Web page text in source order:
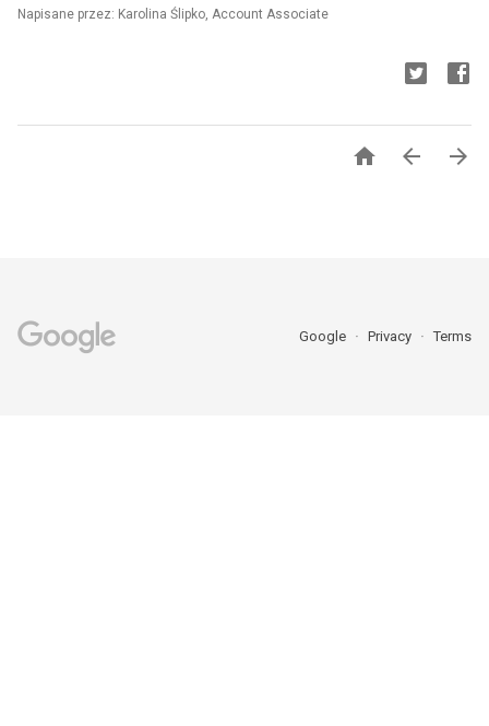
Napisane przez: Karolina Ślipko, Account Associate
  
Google Privacy Terms